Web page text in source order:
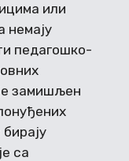
или
немају
педагошко-
замишљен
са